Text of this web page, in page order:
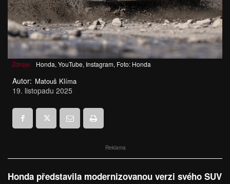
Zdroje: Honda, YouTube, Instagram, Foto: Honda
Autor: Matouš Klíma
19. listopadu 2025
Reklama
Honda představila modernizovanou verzi svého SUV